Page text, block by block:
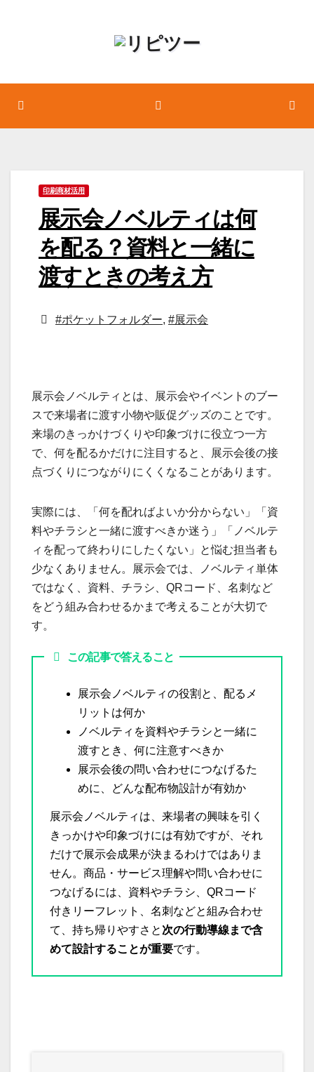
印刷商材活用
展示会ノベルティは何
を配る？資料と一緒に
渡すときの考え方
#ポケットフォルダー, #展示会
展示会ノベルティとは、展示会やイベントのブー
スで来場者に渡す小物や販促グッズのことです。
来場のきっかけづくりや印象づけに役立つ一方
で、何を配るかだけに注目すると、展示会後の接
点づくりにつながりにくくなることがあります。
実際には、「何を配ればよいか分からない」「資
料やチラシと一緒に渡すべきか迷う」「ノベルテ
ィを配って終わりにしたくない」と悩む担当者も
少なくありません。展示会では、ノベルティ単体
ではなく、資料、チラシ、QRコード、名刺など
をどう組み合わせるかまで考えることが大切で
す。
この記事で答えること
展示会ノベルティの役割と、配るメ
リットは何か
ノベルティを資料やチラシと一緒に
渡すとき、何に注意すべきか
展示会後の問い合わせにつなげるた
めに、どんな配布物設計が有効か
展示会ノベルティは、来場者の興味を引く
きっかけや印象づけには有効ですが、それ
だけで展示会成果が決まるわけではありま
せん。商品・サービス理解や問い合わせに
つなげるには、資料やチラシ、QRコード
付きリーフレット、名刺などと組み合わせ
て、持ち帰りやすさと 次の行動導線まで含
めて設計することが重要です。